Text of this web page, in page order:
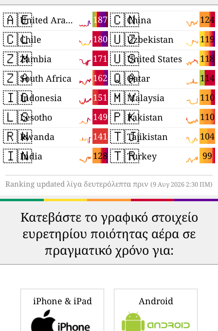
🇦🇪 187
United Arab Emirates
🇨🇱 180
Chile
🇿🇲 171
Zambia
🇿🇦 162
South Africa
🇮🇩 151
Indonesia
🇱🇸 149
Lesotho
🇷🇼 141
Rwanda
🇮🇳 128
India
🇨🇳 124
China
🇺🇿 119
Uzbekistan
🇺🇸 118
United States
🇶🇦 114
Qatar
🇲🇾 110
Malaysia
🇵🇰 110
Pakistan
🇹🇯 104
Tajikistan
🇹🇷 99
Turkey
Ranking updated λίγα δευτερόλεπτα πριν (9 Αυγ 2026 2:30 ΠΜ)
Κατεβάστε το γραφικό στοιχείο
ευρετηρίου ποιότητας αέρα σε
πραγματικό χρόνο για:
iPhone & iPad Android